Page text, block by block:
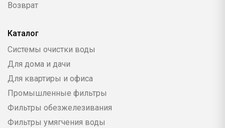
Возврат
Каталог
Системы очистки воды
Для дома и дачи
Для квартиры и офиса
Промышленные фильтры
Фильтры обезжелезивания
Фильтры умягчения воды